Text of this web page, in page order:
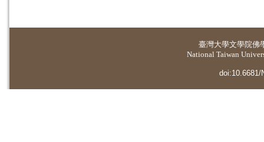
臺灣大學文學院佛
National Taiwan
doi:10.6681/